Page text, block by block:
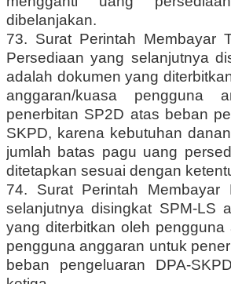
dibelanjakan.
73. Surat Perintah Membayar
Persediaan yang selanjutnya
adalah dokumen yang
anggaran/kuasa pengguna
penerbitan SP2D atas beban
SKPD, karena kebutuhan
jumlah batas pagu uang
ditetapkan sesuai dengan
74. Surat Perintah Membayar
selanjutnya disingkat SPM-LS
yang diterbitkan oleh pengguna
pengguna anggaran untuk
beban pengeluaran DPA-